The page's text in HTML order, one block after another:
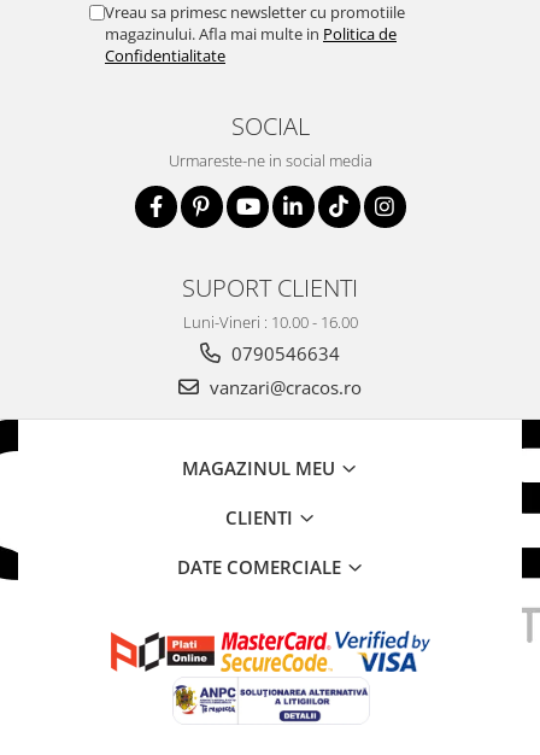
Vreau sa primesc newsletter cu promotiile
magazinului. Afla mai multe in Politica de
Confidentialitate
SOCIAL
Urmareste-ne in social media
SUPORT CLIENTI
Luni-Vineri : 10.00 - 16.00
0790546634
vanzari@cracos.ro
MAGAZINUL MEU
CLIENTI
DATE COMERCIALE